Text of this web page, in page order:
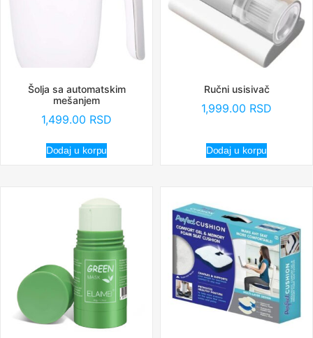
Šolja sa automatskim
mešanjem
1,499.00 RSD
Dodaj u korpu
Ručni usisivač
1,999.00 RSD
Dodaj u korpu